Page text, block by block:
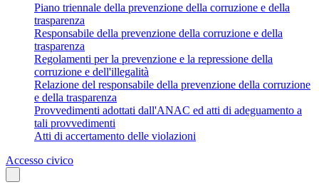
Piano triennale della prevenzione della corruzione e della
trasparenza
Responsabile della prevenzione della corruzione e della
trasparenza
Regolamenti per la prevenzione e la repressione della
corruzione e dell'illegalità
Relazione del responsabile della prevenzione della corruzione
e della trasparenza
Provvedimenti adottati dall'ANAC ed atti di adeguamento a
tali provvedimenti
Atti di accertamento delle violazioni
Accesso civico